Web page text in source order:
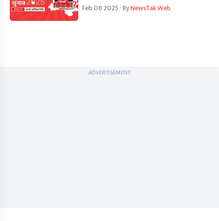
Feb 08 2025 · ByNewsTak Web
ADVERTISEMENT